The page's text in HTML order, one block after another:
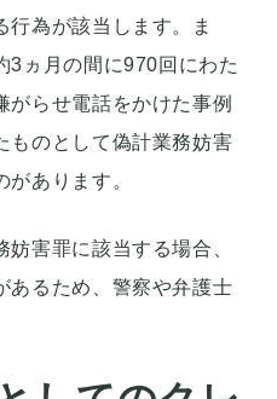
行為が該当します。ま
3ヵ月の間に970回にわた
がらせ電話をかけた事例
ものとして偽計業務妨害
あります。
害罪に該当する場合、
あるため、警察や弁護士